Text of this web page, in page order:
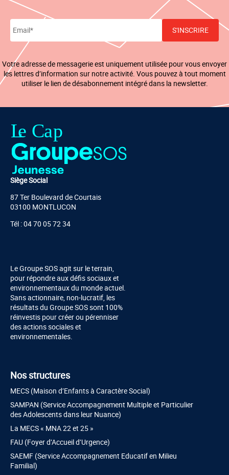
Votre adresse de messagerie est uniquement utilisée pour vous envoyer
les lettres d’information sur notre activité. Vous pouvez à tout moment
utiliser le lien de désabonnement intégré dans la newsletter.
Siège Social
87 Ter Boulevard de Courtais
03100 MONTLUCON
Tél : 04 70 05 72 34
Le Groupe SOS agit sur le terrain,
pour répondre aux défis sociaux et
environnementaux du monde actuel.
Sans actionnaire, non-lucratif, les
résultats du Groupe SOS sont 100%
réinvestis pour créer ou pérenniser
des actions sociales et
environnementales.
Nos structures
MECS (Maison d’Enfants à Caractère Social)
SAMPAN (Service Accompagnement Multiple et Particulier
des Adolescents dans leur Nuance)
La MECS « MNA 22 et 25 »
FAU (Foyer d’Accueil d’Urgence)
SAEMF (Service Accompagnement Educatif en Milieu
Familial)